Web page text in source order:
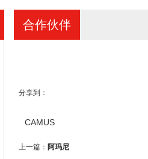
合作伙伴
分享到：
CAMUS
上一篇： 阿玛尼